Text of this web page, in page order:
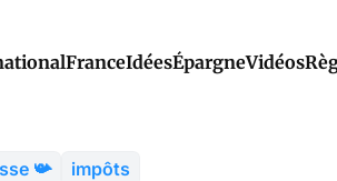
FranceIdéesÉpargneVidéos
📯 impôts